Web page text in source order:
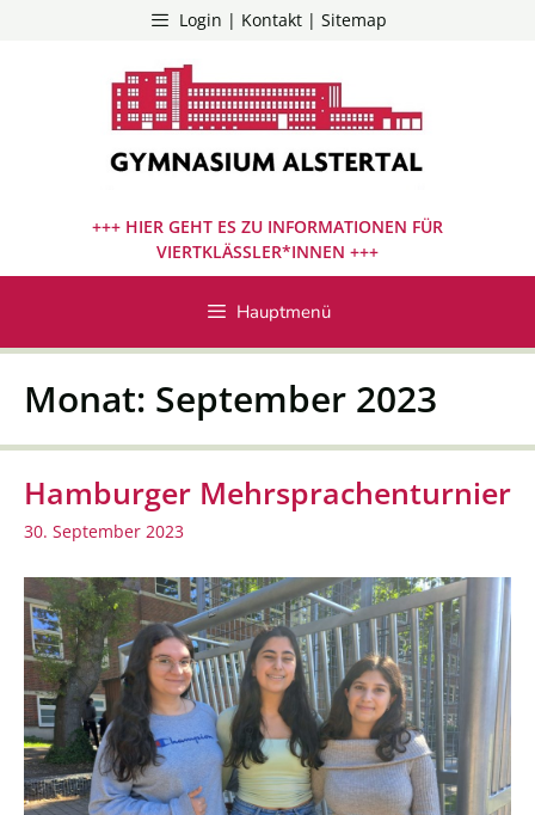
Login | Kontakt | Sitemap
+++ HIER GEHT ES ZU INFORMATIONEN FÜR
VIERTKLÄSSLER*INNEN +++
Hauptmenü
Monat: September 2023
Hamburger Mehrsprachenturnier
30. September 2023